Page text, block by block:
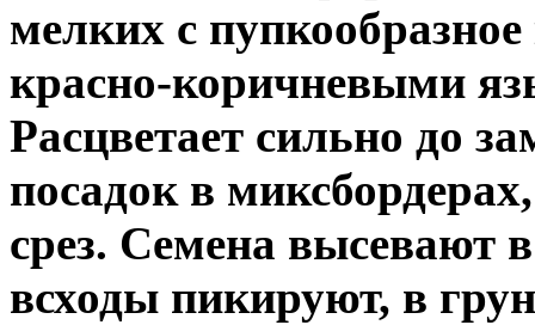
мелких с
красно-коричневыми
Расцветает сильно до
посадок в
срез. Семена высевают
всходы пикируют, в